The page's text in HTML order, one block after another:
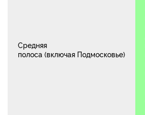
Средняя
полоса (включая Подмосковье)